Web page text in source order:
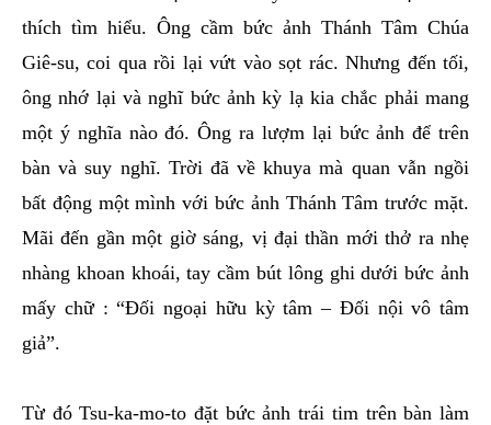
thích tìm hiểu. Ông cầm bức ảnh Thánh Tâm Chúa
Giê-su, coi qua rồi lại vứt vào sọt rác. Nhưng đến tối,
ông nhớ lại và nghĩ bức ảnh kỳ lạ kia chắc phải mang
một ý nghĩa nào đó. Ông ra lượm lại bức ảnh để trên
bàn và suy nghĩ. Trời đã về khuya mà quan vẫn ngồi
bất động một mình với bức ảnh Thánh Tâm trước mặt.
Mãi đến gần một giờ sáng, vị đại thần mới thở ra nhẹ
nhàng khoan khoái, tay cầm bút lông ghi dưới bức ảnh
mấy chữ : “Đối ngoại hữu kỳ tâm – Đối nội vô tâm
giả”.
Từ đó Tsu-ka-mo-to đặt bức ảnh trái tim trên bàn làm